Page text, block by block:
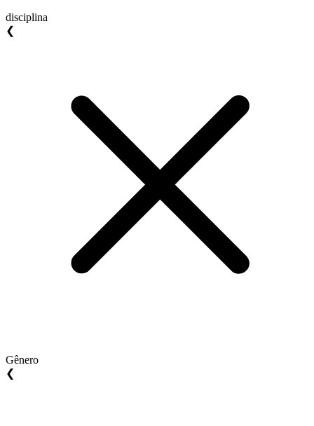
disciplina
❮
Gênero
❮